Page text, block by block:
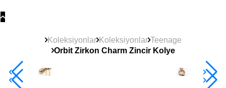
Koleksiyonlar Koleksiyonlar Teenage
Orbit Zirkon Charm Zincir Kolye
Çok Satan